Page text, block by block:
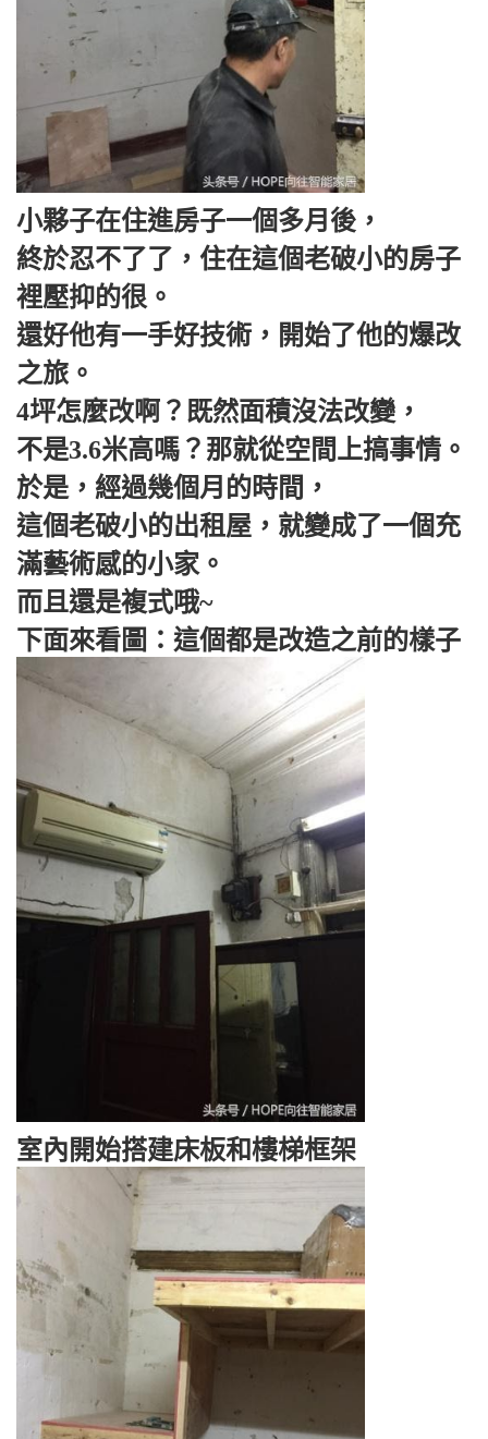
小夥子在住進房子一個多月後，
終於忍不了了，住在這個老破小的房子
裡壓抑的很。
還好他有一手好技術，開始了他的爆改
之旅。
4坪怎麼改啊？既然面積沒法改變，
不是3.6米高嗎？那就從空間上搞事情。
於是，經過幾個月的時間，
這個老破小的出租屋，就變成了一個充
滿藝術感的小家。
而且還是複式哦~
下面來看圖：這個都是改造之前的樣子
室內開始搭建床板和樓梯框架